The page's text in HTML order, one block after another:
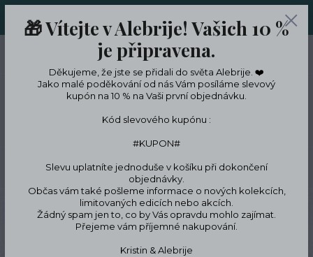
LIMITKÁCH
CZK
Hledat
Trenky Pánské trenky Trenýrky s lebkou
Trenýrky s lebkou
🎁 Vítejte v Alebrije! Vašich 10 %
je připravena.
Děkujeme, že jste se přidali do světa Alebrije. ❤️
Jako malé poděkování od nás Vám posíláme slevový
kupón na 10 % na Vaši první objednávku.
Kód slevového kupónu :
#KUPON#
Slevu uplatníte jednoduše v košíku při dokončení
objednávky.
Občas vám také pošleme informace o nových kolekcích,
limitovaných edicích nebo akcích.
Žádný spam jen to, co by Vás opravdu mohlo zajímat.
Přejeme vám příjemné nakupování.
Kristin & Alebrije